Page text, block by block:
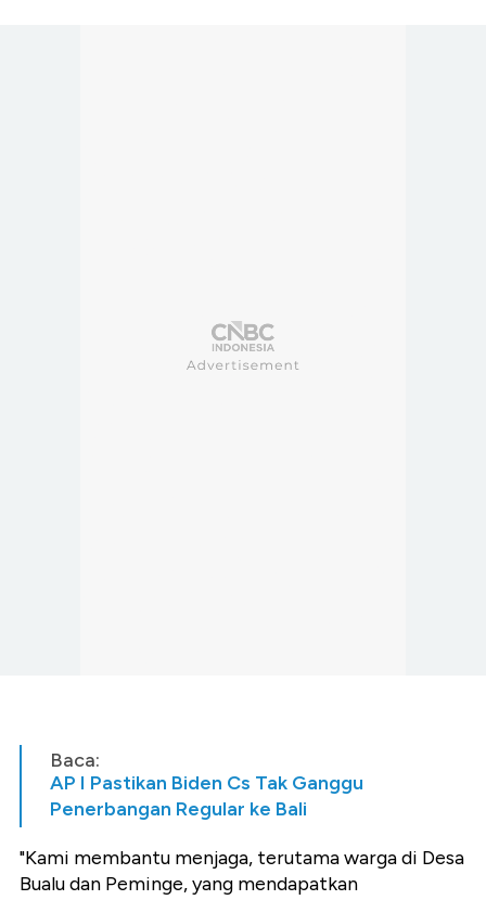
Baca:
AP I Pastikan Biden Cs Tak Ganggu
Penerbangan Regular ke Bali
"Kami membantu menjaga, terutama warga di Desa
Bualu dan Peminge, yang mendapatkan